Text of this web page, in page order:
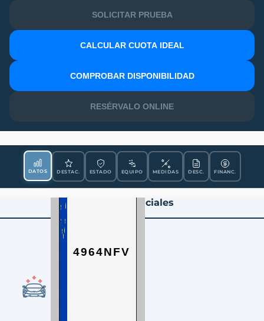
SOLICITAR PRUEBA
CALCULAR CUOTA IDEAL
COMPROBAR DISPONIBILIDAD
RESÉRVALO ONLINE
DATOS DESTAC. ESTADO EQUIPO MEDIDAS DESC. FINANC.
Datos Esenciales
4964NFV